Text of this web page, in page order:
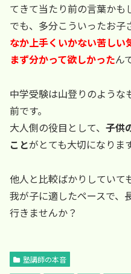
てきて当たり前の言葉かも
でも、多分こういったお子
なか上手くいかない苦しい
まず分かって欲しかったん
中学受験は山登りのような
前です。
大人側の役目として、 子供
ことがとても大切になります
他人と比較ばかりしていて
我が子に適したペースで、
行きませんか？
塾講師の本音